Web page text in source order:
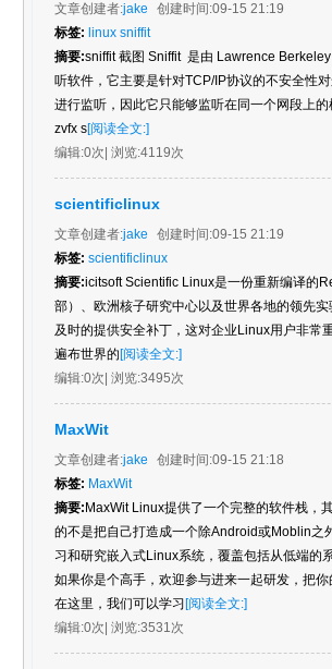
文章创建者:jake 创建时间:09-15 21:19
标签: linux sniffit
摘要:sniffit 截图 Sniffit 是由 Lawrence
听软件，它主要是针对TCP/IP协议的不安全性
进行监听，因此它只能够监听在同一个网段上
zvfx s[阅读全文:]
编辑:0次 | 浏览:4119次
scientificlinux
文章创建者:jake 创建时间:09-15 21:19
标签: scientificlinux
摘要:icitsoft Scientific Linux是一份重新编译的
部）、欧洲核子研究中心以及世界各地的领先
及时的提供安全补丁，这对企业Linux用户非常
遍布世界的 [阅读全文:]
编辑:0次 | 浏览:3495次
MaxWit
文章创建者:jake 创建时间:09-15 21:18
标签: MaxWit
摘要: MaxWit Linux提供了一个完整的软件栈，
的不是把自己打造成一个除Android或Moblin之
习和研究嵌入式Linux系统，覆盖包括从低端的
如果你是个高手，欢迎参与进来一起研发，把
在这里，我们可以学习 [阅读全文:]
编辑:0次 | 浏览:3531次